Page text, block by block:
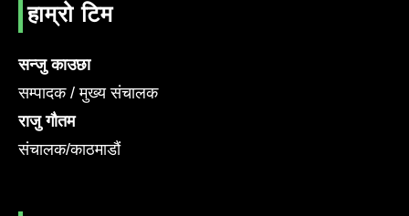
हाम्रो टिम
सन्जु काउछा
सम्पादक / मुख्य संचालक
राजु गौतम
संचालक/काठमाडौं